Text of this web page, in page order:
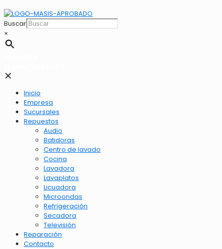
Buscar
×
✕
Inicio
Empresa
Sucursales
Repuestos
Audio
Batidoras
Centro de lavado
Cocina
Lavadora
Lavaplatos
Licuadora
Microondas
Refrigeración
Secadora
Televisión
Reparación
Contacto